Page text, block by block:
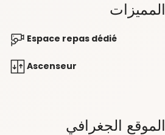
المميزات
Espace repas dédié
Ascenseur
الموقع الجغرافي